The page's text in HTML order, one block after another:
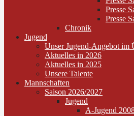
Presse
Presse
Chronik
Jugend
Unser Jugend-Angebot im
Aktuelles in 2026
Aktuelles in 2025
Unsere Talente
Mannschaften
Saison 2026/2027
Jugend
A-Jugend